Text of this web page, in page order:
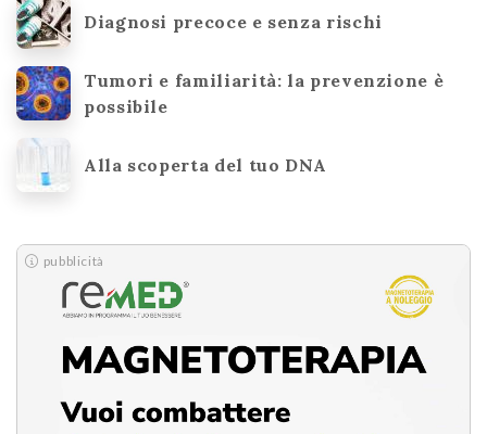
Diagnosi precoce e senza rischi
Tumori e familiarità: la prevenzione è
possibile
Alla scoperta del tuo DNA
pubblicità